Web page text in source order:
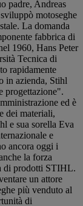
padre, Andreas
motoseghe
La domanda
fabbrica di
1960, Hans Peter
Tecnica di
rapidamente
in azienda, Stihl
progettazione".
ed è
dei materiali,
e sua sorella Eva
e
ancora oggi i
la forza
di prodotti STIHL.
un attore
più venduto al
di